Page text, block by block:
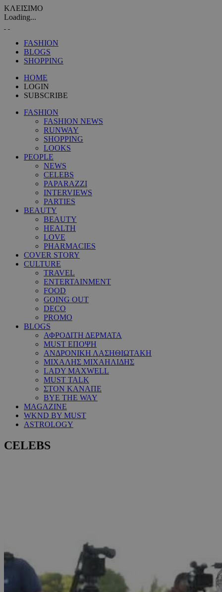
ΚΛΕΙΣΙΜΟ
Loading...
FASHION
BLOGS
SHOPPING
HOME
LOGIN
SUBSCRIBE
FASHION
FASHION NEWS
RUNWAY
SHOPPING
LOOKS
PEOPLE
NEWS
CELEBS
PAPARAZZI
INTERVIEWS
PARTIES
BEAUTY
BEAUTY
HEALTH
LOVE
PHARMACIES
COVER STORY
CULTURE
TRAVEL
ENTERTAINMENT
FOOD
GOING OUT
DECO
PROMO
BLOGS
ΑΦΡΟΔΙΤΗ ΔΕΡΜΑΤΑ
MUST ΕΠΟΨΗ
ΑΝΔΡΟΝΙΚΗ ΛΑΣΗΘΙΩΤΑΚΗ
ΜΙΧΑΛΗΣ ΜΙΧΑΗΛΙΔΗΣ
LADY MAXWELL
MUST TALK
ΣΤΟΝ ΚΑΝΑΠΕ
BYE THE WAY
MAGAZINE
WKND BY MUST
ASTROLOGY
CELEBS